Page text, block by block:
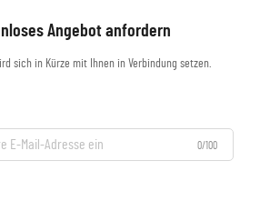
Angebot anfordern
sich in Kürze mit Ihnen in Verbindung setzen.
0/100